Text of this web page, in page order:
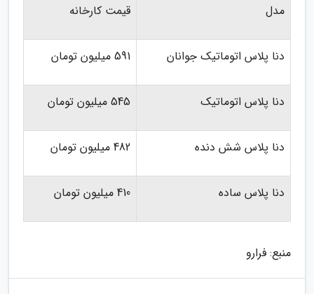
مدل قیمت کارخانه
دنا پلاس اتوماتیک جوانان 591 میلیون تومان
دنا پلاس اتوماتیک 545 میلیون تومان
دنا پلاس شش دنده 482 میلیون تومان
دنا پلاس ساده 410 میلیون تومان
منبع: فرارو